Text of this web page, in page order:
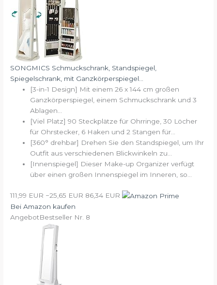
SONGMICS Schmuckschrank, Standspiegel,
Spiegelschrank, mit Ganzkörperspiegel...
[3-in-1 Design] Mit einem 26 x 144 cm großen
Ganzkörperspiegel, einem Schmuckschrank und 3
Ablagen...
[Viel Platz] 90 Steckplätze für Ohrringe, 30 Löcher
für Ohrstecker, 6 Haken und 2 Stangen für...
[360° drehbar] Drehen Sie den Standspiegel, um Ihr
Outfit aus verschiedenen Blickwinkeln zu...
[Innenspiegel] Dieser Make-up Organizer verfügt
über einen großen Innenspiegel im Inneren, so...
111,99 EUR −25,65 EUR 86,34 EUR
Bei Amazon kaufen
AngebotBestseller Nr. 8